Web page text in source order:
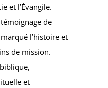
et l’Évangile.
de
l’histoire et
de mission.
et